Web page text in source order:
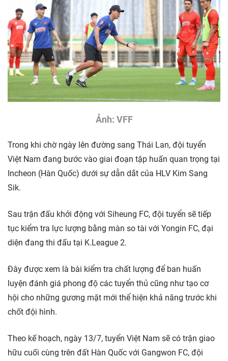
Ảnh: VFF
Trong khi chờ ngày lên đường sang Thái Lan, đội tuyển
Việt Nam đang bước vào giai đoạn tập huấn quan trọng tại
Incheon (Hàn Quốc) dưới sự dẫn dắt của HLV Kim Sang
Sik.
Sau trận đấu khởi động với Siheung FC, đội tuyển sẽ tiếp
tục kiểm tra lực lượng bằng màn so tài với Yongin FC, đại
diện đang thi đấu tại K.League 2.
Đây được xem là bài kiểm tra chất lượng để ban huấn
luyện đánh giá phong độ các tuyển thủ cũng như tạo cơ
hội cho những gương mặt mới thể hiện khả năng trước khi
chốt đội hình.
Theo kế hoạch, ngày 13/7, tuyển Việt Nam sẽ có trận giao
hữu cuối cùng trên đất Hàn Quốc với Gangwon FC, đội